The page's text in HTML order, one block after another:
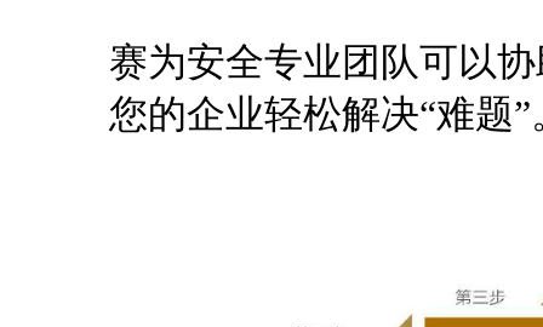
赛为安全专业团队可以
您的企业轻松解决“难题”